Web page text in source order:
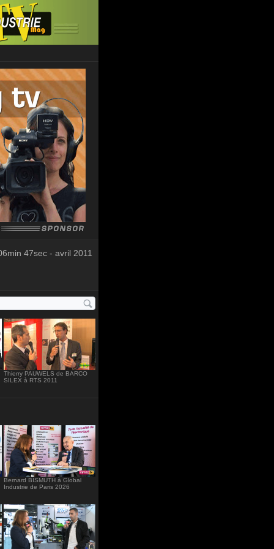
47sec - avril 2011
Thierry PAUWELS de BARCO
SILEX à RTS 2011
Bernard BISMUTH à Global
Industrie de Paris 2026